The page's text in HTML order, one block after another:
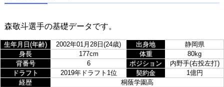
森敬斗選手の基礎データです。
生年月日(年齢) 2002年01月28日(24歳) 出身地
静岡県
身長
177cm 体重
80kg
背番号
6 ポジション
内野手(右投左打)
ドラフト
2019年ドラフト1位 契約金
1億円
経歴
桐蔭学園高